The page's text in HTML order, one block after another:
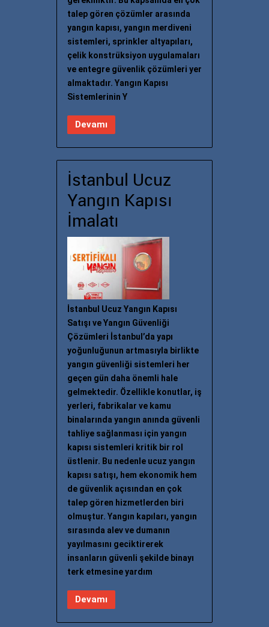
talep gören çözümler arasında
yangın kapısı, yangın merdiveni
sistemleri, sprinkler altyapıları,
çelik konstrüksiyon uygulamaları
ve entegre güvenlik çözümleri yer
almaktadır. Yangın Kapısı
Sistemlerinin Y
Devamı
İstanbul Ucuz
Yangın Kapısı
İmalatı
İstanbul Ucuz Yangın Kapısı
Satışı ve Yangın Güvenliği
Çözümleri İstanbul’da yapı
yoğunluğunun artmasıyla birlikte
yangın güvenliği sistemleri her
geçen gün daha önemli hale
gelmektedir. Özellikle konutlar, iş
yerleri, fabrikalar ve kamu
binalarında yangın anında güvenli
tahliye sağlanması için yangın
kapısı sistemleri kritik bir rol
üstlenir. Bu nedenle ucuz yangın
kapısı satışı, hem ekonomik hem
de güvenlik açısından en çok
talep gören hizmetlerden biri
olmuştur. Yangın kapıları, yangın
sırasında alev ve dumanın
yayılmasını geciktirerek
insanların güvenli şekilde binayı
terk etmesine yardım
Devamı